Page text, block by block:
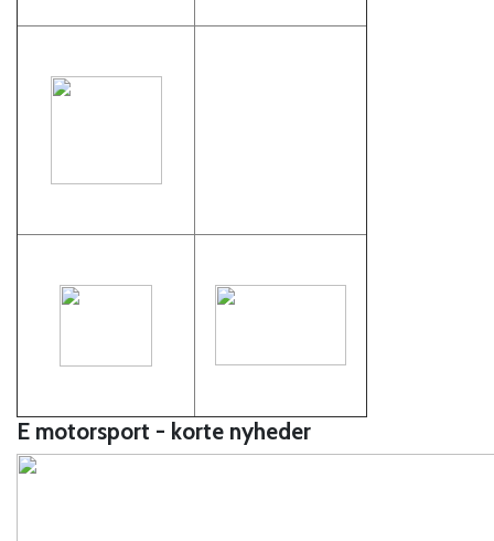
E motorsport - korte nyheder